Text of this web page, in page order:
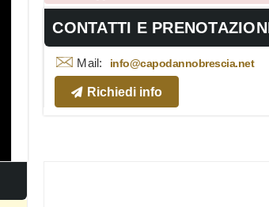
CONTATTI E
Mail: info@capodannobrescia.net
Richiedi info